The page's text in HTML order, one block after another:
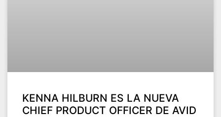
KENNA HILBURN ES LA NUEVA
CHIEF PRODUCT OFFICER DE AVID